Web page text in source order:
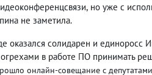
, но уже с
не заметила.
оказался солидарен и единоросс
огрехами в работе ПО принимать
онлайн-совещание с